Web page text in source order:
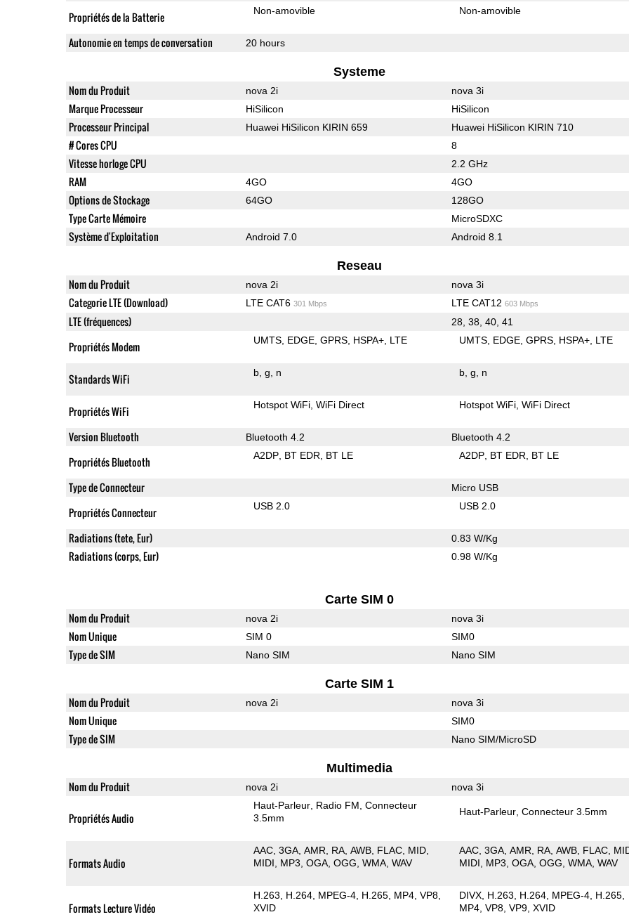
Propriétés de la Batterie Non-amovible Non-amovible
Autonomie en temps de conversation 20 hours
Systeme
Nom du Produit nova 2i nova 3i
Marque Processeur HiSilicon HiSilicon
Processeur Principal Huawei HiSilicon KIRIN 659 Huawei HiSilicon KIRIN 710
# Cores CPU 8
Vitesse horloge CPU 2.2 GHz
RAM 4GO 4GO
Options de Stockage 64GO 128GO
Type Carte Mémoire MicroSDXC
Système d'Exploitation Android 7.0 Android 8.1
Reseau
Nom du Produit nova 2i nova 3i
Categorie LTE (Download) LTE CAT6 301 Mbps LTE CAT12 603 Mbps
LTE (fréquences) 28, 38, 40, 41
Propriétés Modem UMTS EDGE GPRS HSPA+ LTE UMTS EDGE GPRS HSPA+ LTE
Standards WiFi b g n b g n
Propriétés WiFi Hotspot WiFi WiFi Direct Hotspot WiFi WiFi Direct
Version Bluetooth Bluetooth 4.2 Bluetooth 4.2
Propriétés Bluetooth A2DP BT EDR BT LE A2DP BT EDR BT LE
Type de Connecteur Micro USB
Propriétés Connecteur USB 2.0 USB 2.0
Radiations (tete, Eur) 0.83 W/Kg
Radiations (corps, Eur) 0.98 W/Kg
Carte SIM 0
Nom du Produit nova 2i nova 3i
Nom Unique SIM 0 SIM0
Type de SIM Nano SIM Nano SIM
Carte SIM 1
Nom du Produit nova 2i nova 3i
Nom Unique SIM0
Type de SIM Nano SIM/MicroSD
Multimedia
Nom du Produit nova 2i nova 3i
Propriétés Audio
Haut-Parleur Radio FM Connecteur
3.5mm
Haut-Parleur Connecteur 3.5mm
Formats Audio
AAC 3GA AMR RA AWB FLAC MID
MIDI
MP3 OGA OGG WMA WAV
AAC 3GA AMR RA AWB FLAC
MIDI
MP3 OGA OGG WMA WAV
Formats Lecture Vidéo
H.263 H.264 MPEG-4 H.265 MP4 VP8
XVID
DIVX H.263 H.264 MPEG-4 H.265
MP4 VP8 VP9 XVID